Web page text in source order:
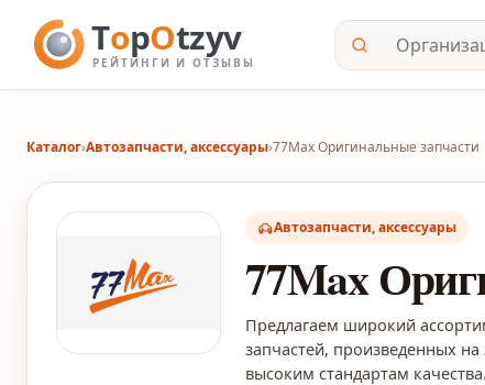
Каталог›Автозапчасти, аксессуары›77Max Оригинальные запчасти
Автозапчасти, аксессуары
77Max
Предлагаем широкий
запчастей, произведенных
высоким стандартам